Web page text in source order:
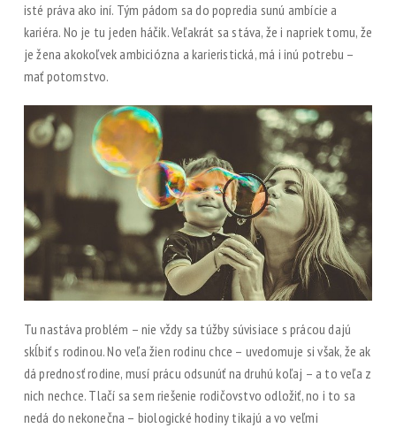
isté práva ako iní. Tým pádom sa do popredia sunú ambície a
kariéra. No je tu jeden háčik. Veľakrát sa stáva, že i napriek tomu, že
je žena akokoľvek ambiciózna a karieristická, má i inú potrebu –
mať potomstvo.
Tu nastáva problém – nie vždy sa túžby súvisiace s prácou dajú
skĺbiť s rodinou. No veľa žien rodinu chce – uvedomuje si však, že ak
dá prednosť rodine, musí prácu odsunúť na druhú koľaj – a to veľa z
nich nechce. Tlačí sa sem riešenie rodičovstvo odložiť, no i to sa
nedá do nekonečna – biologické hodiny tikajú a vo veľmi